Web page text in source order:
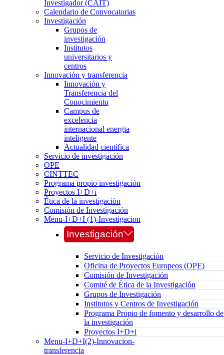
Investigador (CAIT)
Calendario de Convocatorias
Investigación
Grupos de
investigación
Institutos
universitarios y
centros
Innovación y transferencia
Innovación y
Transferencia del
Conocimiento
Campus de
excelencia
internacional energia
inteligente
Actualidad científica
Servicio de investigación
OPE
CINTTEC
Programa propio investigación
Proyectos I+D+i
Ética de la investigación
Comisión de Investigación
Menu-I+D+I (1)-Investigacion
Investigación
Servicio de Investigación
Oficina de Proyectos Europeos (OPE)
Comisión de Investigación
Comité de Ética de la Investigación
Grupos de Investigación
Institutos y Centros de Investigación
Programa Propio de fomento y desarrollo de
la investigación
Proyectos I+D+i
Menu-I+D+I(2)-Innovacion-
transferencia